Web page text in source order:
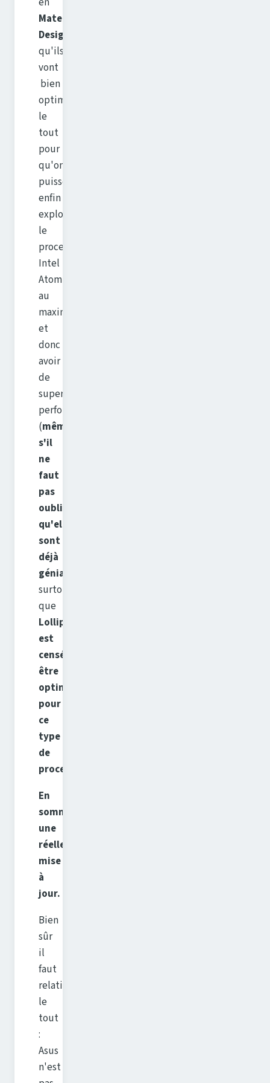
Material
Design
qu'ils
vont
bien
optimiser
le
tout
pour
qu'on
puisse
enfin
exploiter
le
processeur
Intel
Atom
au
maximum
et
donc
avoir
de
super
performances
(même
s'il
ne
faut
pas
oublier
qu'elles
sont
déjà
géniales
surtout
que
Lollipop
est
censé
être
optimisé
pour
ce
type
de
processeur.
En
somme,
une
réelle
mise
à
jour.
Bien
sûr
il
faut
relativiser
le
tout
:
Asus
n'est